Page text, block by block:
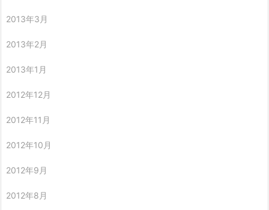
2013年3月
2013年2月
2013年1月
2012年12月
2012年11月
2012年10月
2012年9月
2012年8月